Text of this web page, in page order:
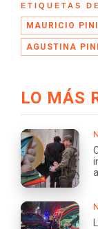
ETIQUETAS
MAURICIO
AGUSTINA
LO MÁS